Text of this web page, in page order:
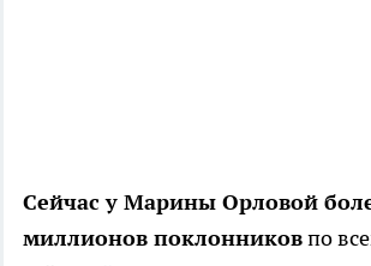
Сейчас у Марины Орловой
миллионов поклонниковпо